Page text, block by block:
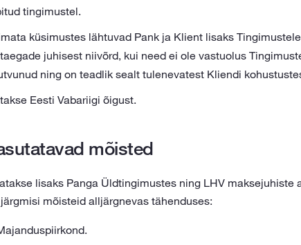
tingimustel.
küsimustes lähtuvad Pank ja Klient lisaks
juhisest niivõrd, kui need ei ole vastuolus
ning on teadlik sealt tulenevatest Kliendi
Eesti Vabariigi õigust.
mõisted
lisaks Panga Üldtingimustes ning LHV maksejuhiste
mõisteid alljärgnevas tähenduses: